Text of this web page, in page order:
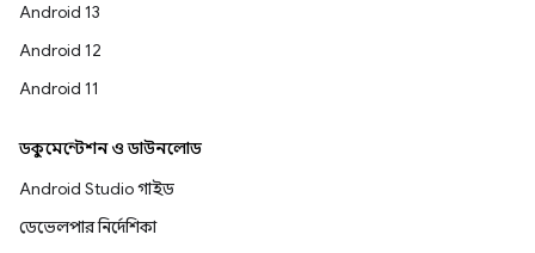
Android 13
Android 12
Android 11
ডকুমেন্টেশন ও ডাউনলোড
Android Studio গাইড
ডেভেলপার নির্দেশিকা